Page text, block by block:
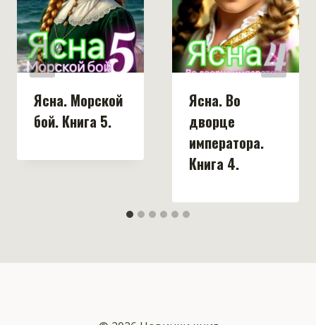
Ясна. Морской
бой. Книга 5.
Ясна. Во
дворце
императора.
Книга 4.